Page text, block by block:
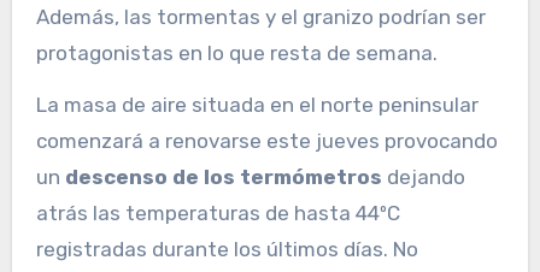
Además, las tormentas y el granizo podrían ser
protagonistas en lo que resta de semana.
La masa de aire situada en el norte peninsular
comenzará a renovarse este jueves provocando
un descenso de los termómetros dejando
atrás las temperaturas de hasta 44ºC
registradas durante los últimos días. No